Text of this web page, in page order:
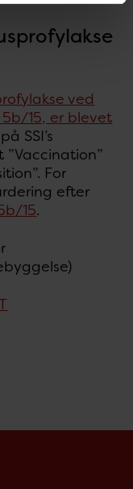
ved
15, er blevet
SSI’s
For
efter
15.